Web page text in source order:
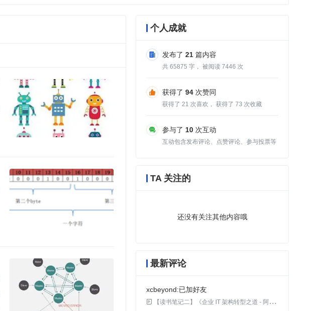
个人成就
发布了 21 篇内容
共 65875 字， 被阅读 7446 次
获得了 94 次赞同
获得了 21 次喜欢， 获得了 73 次收藏
参与了 10 次互动
互动包含发布评论、点赞评论、参与投票等
TA 关注的
还没有关注其他内容哦
最新评论
xcbeyond 已加好友
 【读书笔记二】《企业 IT 架构转型之道 - 阿里巴巴中台战略思想与架构实战》